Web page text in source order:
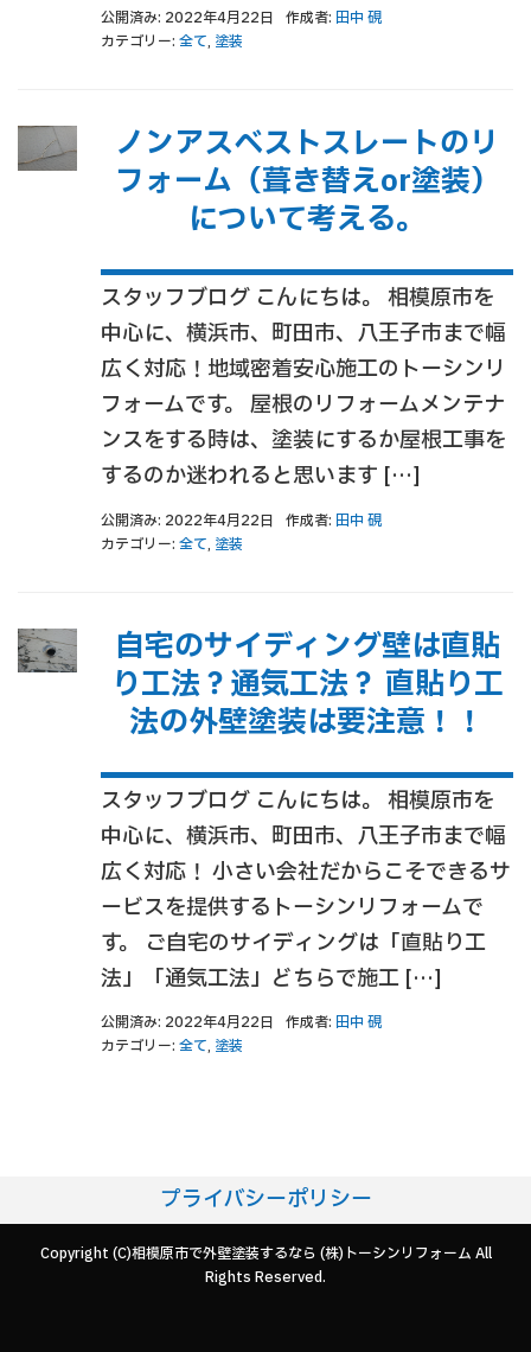
公開済み: 2022年4月22日 作成者: 田中 硯
カテゴリー: 全て, 塗装
ノンアスベストスレートのリ
フォーム（葺き替えor塗装）
について考える。
スタッフブログ こんにちは。 相模原市を
中心に、横浜市、町田市、八王子市まで幅
広く対応！地域密着安心施工のトーシンリ
フォームです。 屋根のリフォームメンテナ
ンスをする時は、塗装にするか屋根工事を
するのか迷われると思います […]
公開済み: 2022年4月22日 作成者: 田中 硯
カテゴリー: 全て, 塗装
自宅のサイディング壁は直貼
り工法？通気工法？ 直貼り工
法の外壁塗装は要注意！！
スタッフブログ こんにちは。 相模原市を
中心に、横浜市、町田市、八王子市まで幅
広く対応！ 小さい会社だからこそできるサ
ービスを提供するトーシンリフォームで
す。 ご自宅のサイディングは「直貼り工
法」「通気工法」どちらで施工 […]
公開済み: 2022年4月22日 作成者: 田中 硯
カテゴリー: 全て, 塗装
プライバシーポリシー
Copyright (C)相模原市で外壁塗装するなら (株)トーシンリフォーム All
Rights Reserved.